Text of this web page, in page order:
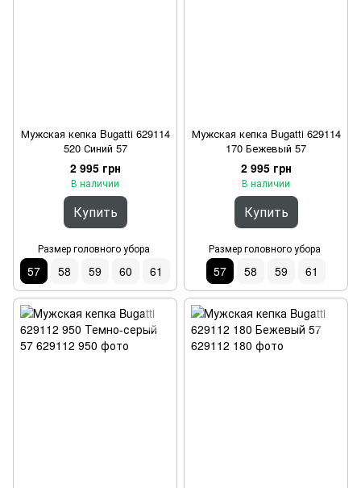
Мужская кепка Bugatti 629114
520 Синий 57
2 995 грн
В наличии
Купить
Размер головного убора
57 58 59 60 61
Мужская кепка Bugatti 629114
170 Бежевый 57
2 995 грн
В наличии
Купить
Размер головного убора
57 58 59 61